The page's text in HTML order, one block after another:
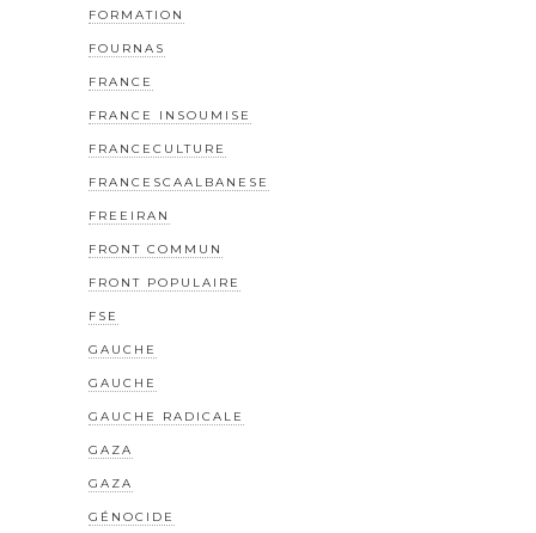
FORMATION
FOURNAS
FRANCE
FRANCE INSOUMISE
FRANCECULTURE
FRANCESCAALBANESE
FREEIRAN
FRONT COMMUN
FRONT POPULAIRE
FSE
GAUCHE
GAUCHE
GAUCHE RADICALE
GAZA
GAZA
GÉNOCIDE